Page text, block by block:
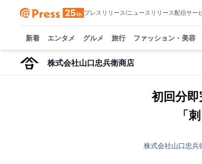
プレスリリース/ニュースリリース配信サー
新着 エンタメ グルメ 旅行 ファッション・美容
株式会社山口忠兵衛商店
初回分
「
株式会社山口忠兵